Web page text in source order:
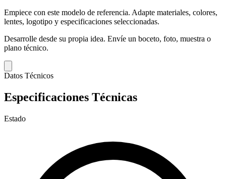
Empiece con este modelo de referencia. Adapte materiales, colores,
lentes, logotipo y especificaciones seleccionadas.
Desarrolle desde su propia idea. Envíe un boceto, foto, muestra o
plano técnico.
Datos Técnicos
Especificaciones Técnicas
Estado